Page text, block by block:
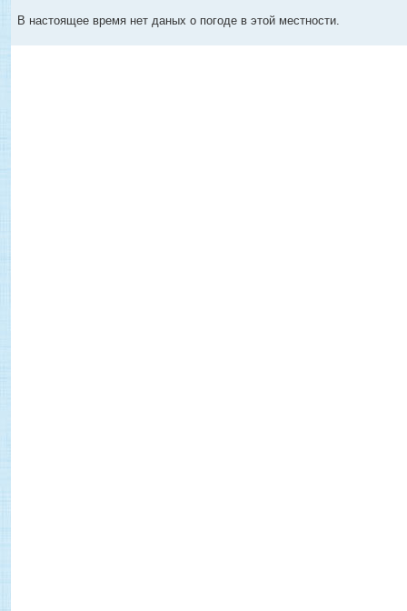
В настоящее время нет даных о погоде в этой местности.